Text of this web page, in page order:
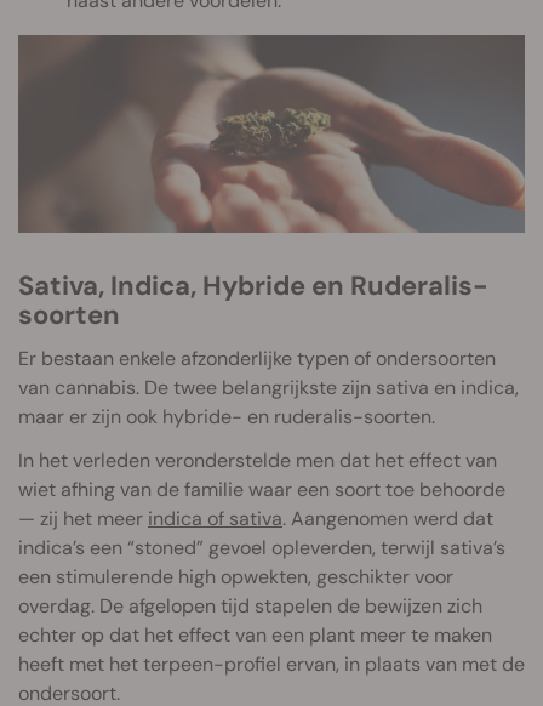
Sativa, Indica, Hybride en Ruderalis-
soorten
Er bestaan enkele afzonderlijke typen of ondersoorten
van cannabis. De twee belangrijkste zijn sativa en indica,
maar er zijn ook hybride- en ruderalis-soorten.
In het verleden veronderstelde men dat het effect van
wiet afhing van de familie waar een soort toe behoorde
— zij het meer indica of sativa. Aangenomen werd dat
indica’s een “stoned” gevoel opleverden, terwijl sativa’s
een stimulerende high opwekten, geschikter voor
overdag. De afgelopen tijd stapelen de bewijzen zich
echter op dat het effect van een plant meer te maken
heeft met het terpeen-profiel ervan, in plaats van met de
ondersoort.